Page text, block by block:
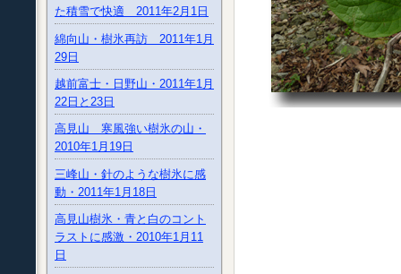
た積雪で快適 2011年2月1日
綿向山・樹氷再訪 2011年1月
29日
越前富士・日野山・2011年1月
22日と23日
高見山 寒風強い樹氷の山・
2010年1月19日
三峰山・針のような樹氷に感
動・2011年1月18日
高見山樹氷・青と白のコント
ラストに感激・2010年1月11
日